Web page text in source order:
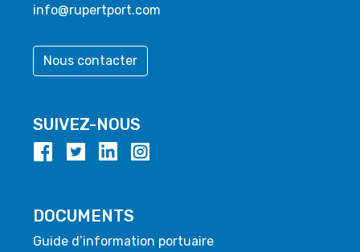
info@rupertport.com
Nous contacter
SUIVEZ-NOUS
DOCUMENTS
Guide d’information portuaire